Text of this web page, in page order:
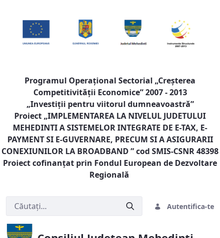
Programul Operaţional Sectorial „Creşterea
Competitivităţii Economice” 2007 - 2013
„Investiţii pentru viitorul dumneavoastră”
Proiect „IMPLEMENTAREA LA NIVELUL JUDETULUI
MEHEDINTI A SISTEMELOR INTEGRATE DE E-TAX, E-
PAYMENT SI E-GUVERNARE, PRECUM SI A ASIGURARII
CONEXIUNILOR LA BROADBAND ” cod SMIS-CSNR 48398
Proiect cofinanţat prin Fondul European de Dezvoltare
Regională
Autentifica-te